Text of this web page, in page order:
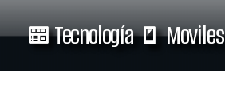
Tecnología Moviles